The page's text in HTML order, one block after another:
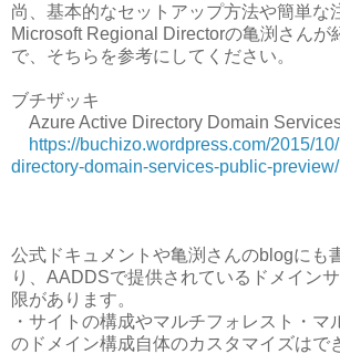
尚、基本的なセットアップ方法や簡単な
Microsoft Regional Directorの亀渕さんが
で、そちらを参考にしてください。
ブチザッキ
Azure Active Directory Domain
https://buchizo.wordpress.com/2015/
directory-domain-services-public-preview/
公式ドキュメントや亀渕さんのblogにも
り、AADDSで提供されているドメイン
限があります。
・サイトの構成やマルチフォレスト・マ
のドメイン構成自体のカスタマイズはで